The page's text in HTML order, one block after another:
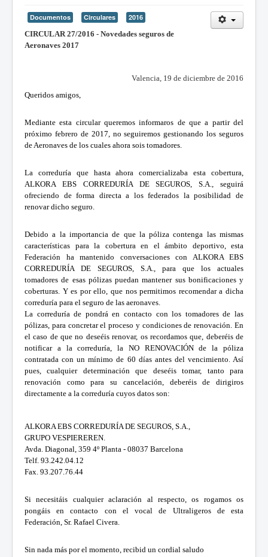
Documentos Circulares
2016
CIRCULAR 27/2016 - Novedades seguros de
Aeronaves 2017
Valencia, 19 de diciembre de 2016
Queridos amigos,
Mediante esta circular queremos informaros de que a partir del
próximo febrero de 2017, no seguiremos gestionando los seguros
de Aeronaves de los cuales ahora sois tomadores.
La correduría que hasta ahora comercializaba esta cobertura,
ALKORA EBS CORREDURÍA DE SEGUROS, S.A., seguirá
ofreciendo de forma directa a los federados la posibilidad de
renovar dicho seguro.
Debido a la importancia de que la póliza contenga las mismas
características para la cobertura en el ámbito deportivo, esta
Federación ha mantenido conversaciones con ALKORA EBS
CORREDURÍA DE SEGUROS, S.A., para que los actuales
tomadores de esas pólizas puedan mantener sus bonificaciones y
coberturas. Y es por ello, que nos permitimos recomendar a dicha
correduría para el seguro de las aeronaves.
La correduría de pondrá en contacto con los tomadores de las
pólizas, para concretar el proceso y condiciones de renovación. En
el caso de que no deseéis renovar, os recordamos que, deberéis de
notificar a la correduría, la NO RENOVACIÓN de la póliza
contratada con un mínimo de 60 días antes del vencimiento. Así
pues, cualquier determinación que deseéis tomar, tanto para
renovación como para su cancelación, deberéis de dirigiros
directamente a la correduría cuyos datos son:
ALKORA EBS CORREDURÍA DE SEGUROS, S.A.,
GRUPO VESPIEREREN.
Avda. Diagonal, 359 4º Planta - 08037 Barcelona
Telf. 93.242.04.12
Fax. 93.207.76.44
Si necesitáis cualquier aclaración al respecto, os rogamos os
pongáis en contacto con el vocal de Ultraligeros de esta
Federación, Sr. Rafael Civera.
Sin nada más por el momento, recibid un cordial saludo